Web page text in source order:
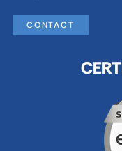
CONTACT